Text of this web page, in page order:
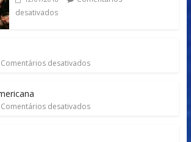
desativados
Comentários desativados
Comentários desativados